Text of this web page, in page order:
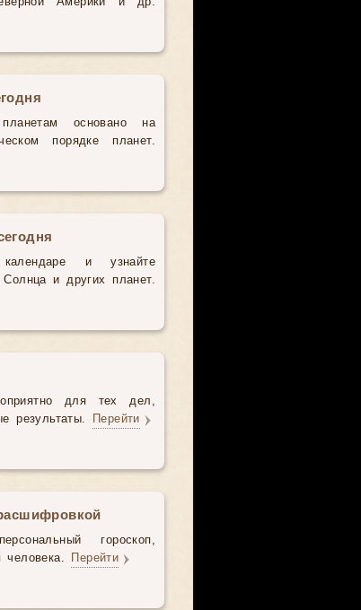
основано на
порядке планет.
и узнайте
и других планет.
для тех дел,
результаты. Перейти
гороскоп,
человека. Перейти